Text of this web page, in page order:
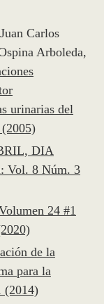
Carlos
Arboleda,
urinarias del
DIA
Vol. 8 Núm. 3
24 #1
de la
para la
(2014)